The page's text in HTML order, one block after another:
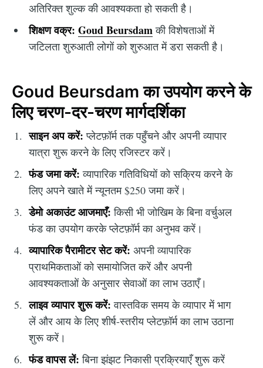
अतिरिक्त शुल्क की आवश्यकता हो सकती है।
शिक्षण वक्र: Goud Beursdamकी विशेषताओं में
जटिलता शुरुआती लोगों को शुरुआत में डरा सकती है।
Goud Beursdam का उपयोग करने के
लिए चरण-दर-चरण मार्गदर्शिका
साइन अप करें: प्लेटफ़ॉर्म तक पहुँचने और अपनी व्यापार
यात्रा शुरू करने के लिए रजिस्टर करें।
फंड जमा करें: व्यापारिक गतिविधियों को सक्रिय करने के
लिए अपने खाते में न्यूनतम $250 जमा करें।
डेमो अकाउंट आजमाएँ: किसी भी जोखिम के बिना वर्चुअल
फंड का उपयोग करके प्लेटफ़ॉर्म का अनुभव करें।
व्यापारिक पैरामीटर सेट करें: अपनी व्यापारिक
प्राथमिकताओं को समायोजित करें और अपनी
आवश्यकताओं के अनुसार सेवाओं का लाभ उठाएँ।
लाइव व्यापार शुरू करें: वास्तविक समय के व्यापार में भाग
लें और आय के लिए शीर्ष-स्तरीय प्लेटफ़ॉर्म का लाभ उठाना
शुरू करें।
फंड वापस लें: बिना झंझट निकासी प्रक्रियाएँ शुरू करें